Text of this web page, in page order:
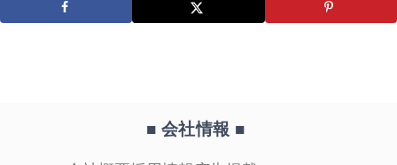
■ 会社情報 ■